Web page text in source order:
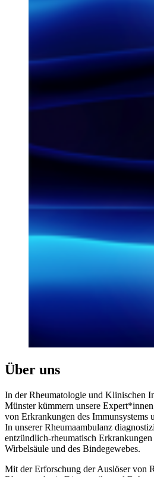
Über uns
In der Rheumatologie und Klinischen
Münster kümmern unsere
von Erkrankungen des Immunsystems
In unserer Rheumaambulanz
entzündlich-rheumatisch
Wirbelsäule und des Bindegewebes.
Mit der Erforschung der Auslöser von